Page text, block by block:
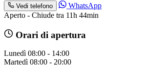
Vedi telefono
WhatsApp
Aperto - Chiude tra 11h 44min
Orari di apertura
Lunedì 08:00 - 14:00
Martedì 08:00 - 20:00